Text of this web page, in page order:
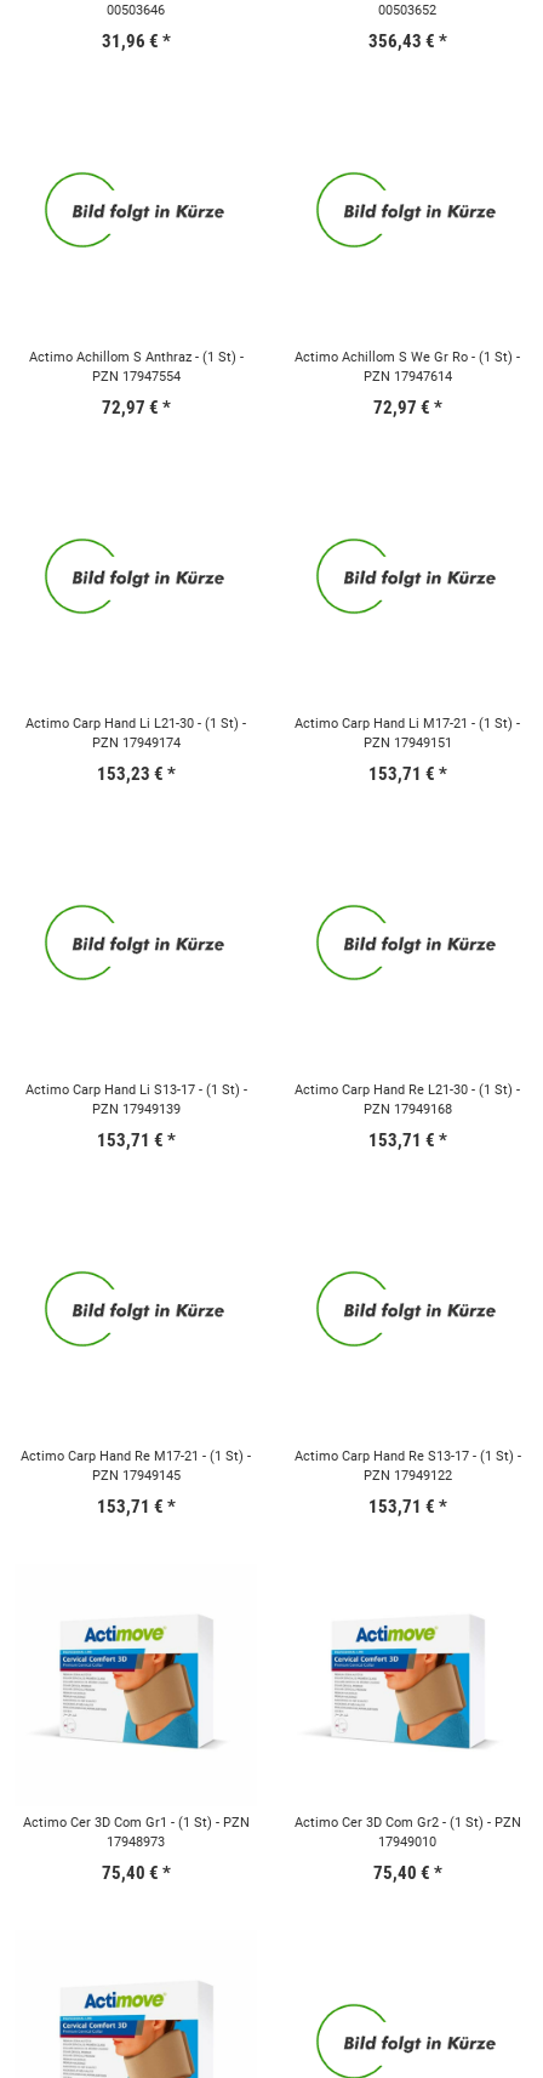
00503646
31,96 € *
00503652
356,43 € *
Actimo Achillom S Anthraz - (1 St) -
PZN 17947554
72,97 € *
Actimo Achillom S We Gr Ro - (1 St) -
PZN 17947614
72,97 € *
Actimo Carp Hand Li L21-30 - (1 St) -
PZN 17949174
153,23 € *
Actimo Carp Hand Li M17-21 - (1 St) -
PZN 17949151
153,71 € *
Actimo Carp Hand Li S13-17 - (1 St) -
PZN 17949139
153,71 € *
Actimo Carp Hand Re L21-30 - (1 St) -
PZN 17949168
153,71 € *
Actimo Carp Hand Re M17-21 - (1 St) -
PZN 17949145
153,71 € *
Actimo Carp Hand Re S13-17 - (1 St) -
PZN 17949122
153,71 € *
Actimo Cer 3D Com Gr1 - (1 St) - PZN
17948973
75,40 € *
Actimo Cer 3D Com Gr2 - (1 St) - PZN
17949010
75,40 € *